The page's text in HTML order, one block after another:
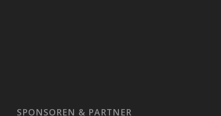
SPONSOREN & PARTNER